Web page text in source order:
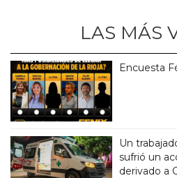
LAS MÁS
Encuesta
Un
sufrió un
derivado a